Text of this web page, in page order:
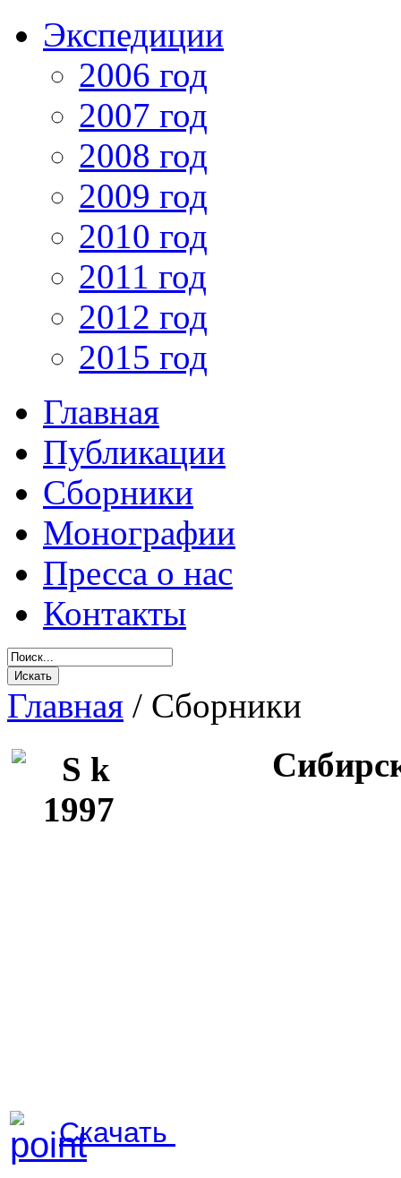
Экспедиции
2006 год
2007 год
2008 год
2009 год
2010 год
2011 год
2012 год
2015 год
Главная
Публикации
Сборники
Монографии
Пресса о нас
Контакты
Главная / Сборники
Скачать